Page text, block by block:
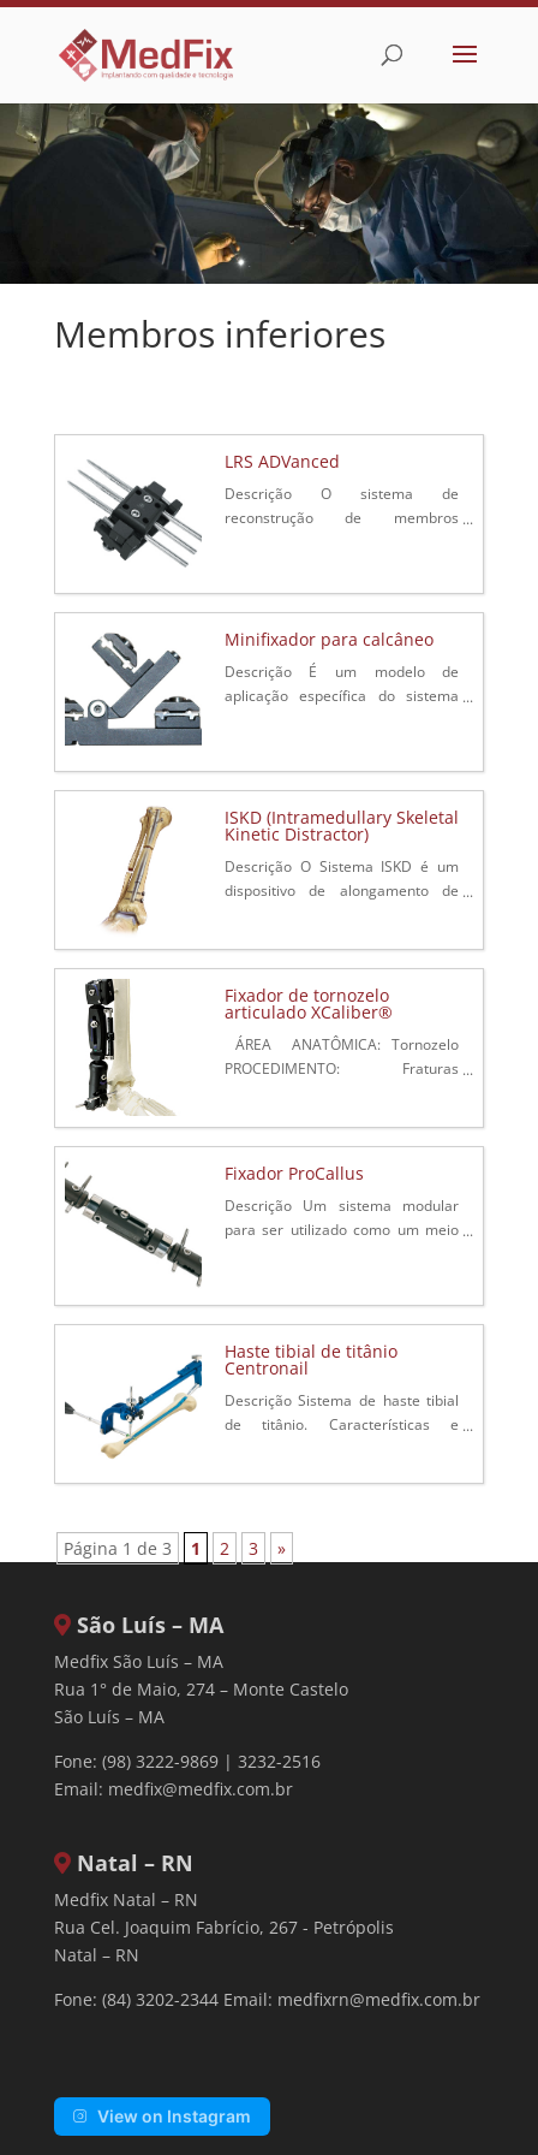
Membros inferiores
LRS ADVanced
Descrição O sistema de
reconstrução de membros
monolaterais para serem usados
em tratamento de: Baixa...
Minifixador para calcâneo
Descrição​​ É um modelo de
aplicação específica do sistema
fraturas do calcâneo: Restaurar a
altura do...
ISKD (Intramedullary Skeletal
Kinetic Distractor)
Descrição O Sistema ISKD é um
dispositivo de alongamento de
consiste de um...
Fixador de tornozelo
articulado XCaliber®
​​​​​​​​​​ ÁREA ANATÔMICA: Tornozelo
PROCEDIMENTO: Fraturas
Fixador ProCallus
Descrição Um sistema modular
para ser utilizado como um meio
indicações, incluindo fraturas,
fusão da...
Haste tibial de titânio
Centronail
Descrição Sistema de haste tibial
de titânio. Características e
Página 1 de 3 1 2 3 »
São Luís – MA
Medfix São Luís – MA
Rua 1° de Maio, 274 – Monte Castelo
São Luís – MA
Fone: (98) 3222-9869 | 3232-2516
Email: medfix@medfix.com.br
Natal – RN
Medfix Natal – RN
Rua Cel. Joaquim Fabrício, 267 - Petrópolis
Natal – RN
Fone: (84) 3202-2344 Email: medfixrn@medfix.com.br
View on Instagram